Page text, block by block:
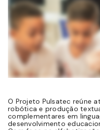
O Projeto Pulsatec reúne
robótica e produção
complementares em
desenvolvimento